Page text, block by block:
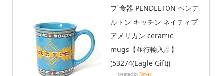
プ 食器 PENDLETON ペンデ
ルトン キッチン ネイティブ
アメリカン ceramic
mugs【並行輸入品】
(53274(Eagle Gift))
created by Rinker